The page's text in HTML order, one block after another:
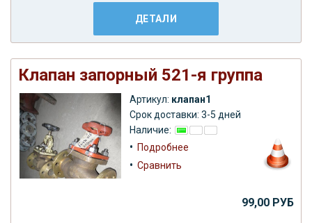
ДЕТАЛИ
Клапан запорный 521-я группа
Артикул: клапан1
Срок доставки: 3-5 дней
Наличие:
• Подробнее
• Сравнить
99,00 РУБ